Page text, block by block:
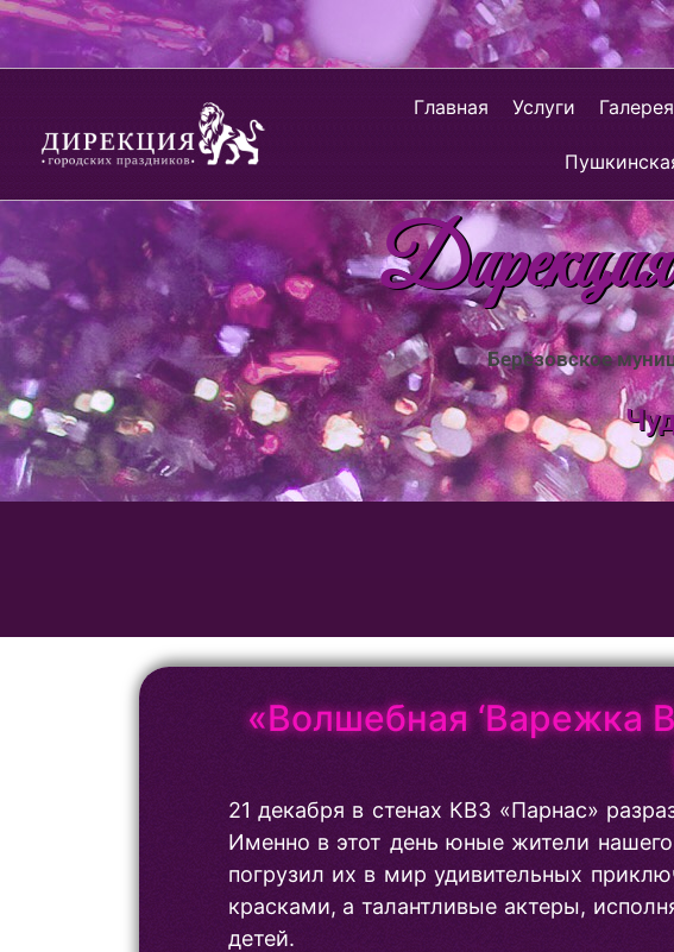
Главная Услуги Галерея
Дирекция
Берёзовское
«Волшебная ‘Варежка
21 декабря в стенах КВЗ «Парнас»
Именно в этот день юные жители
погрузил их в мир удивительных
красками, а талантливые актеры,
детей.